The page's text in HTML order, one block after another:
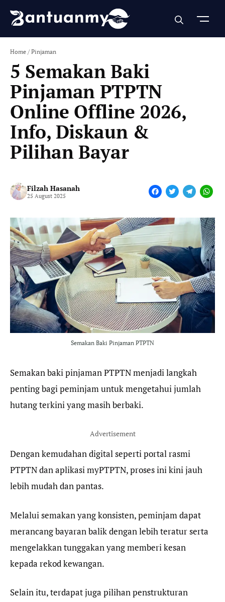
content
Home /Pinjaman
5 Semakan Baki
Pinjaman PTPTN
Online Offline 2026,
Info, Diskaun &
Pilihan Bayar
Filzah Hasanah
25 August 2025
F
c
e
b
o
o
k
T
i
t
t
e
r
T
l
g
a
m
W
a
t
s
A
p
p
Semakan Baki Pinjaman PTPTN
Semakan baki pinjaman PTPTN menjadi langkah
penting bagi peminjam untuk mengetahui jumlah
hutang terkini yang masih berbaki.
Advertisement
Dengan kemudahan digital seperti portal rasmi
PTPTN dan aplikasi myPTPTN, proses ini kini jauh
lebih mudah dan pantas.
Melalui semakan yang konsisten, peminjam dapat
merancang bayaran balik dengan lebih teratur serta
mengelakkan tunggakan yang memberi kesan
kepada rekod kewangan.
Selain itu, terdapat juga pilihan penstrukturan